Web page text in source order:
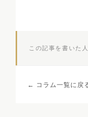
この記事を書いた人
← コラム一覧に戻